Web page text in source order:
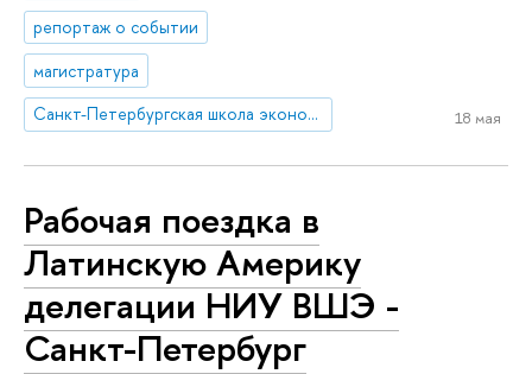
репортаж о событии
магистратура
Санкт-Петербургская школа экономики и менеджмента
18 мая
Рабочая поездка в
Латинскую Америку
делегации НИУ ВШЭ -
Санкт-Петербург